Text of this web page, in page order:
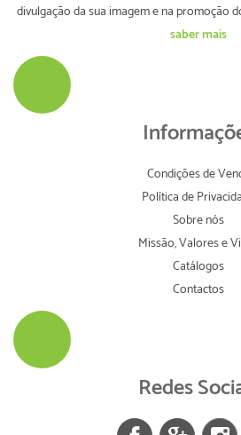
divulgação da sua imagem e na promoção
saber mais
Condições de
Política de
Sobre nós
Missão, Valores e
Catálogos
Contactos
Redes